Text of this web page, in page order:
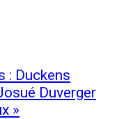
: Duckens
Duverger
»